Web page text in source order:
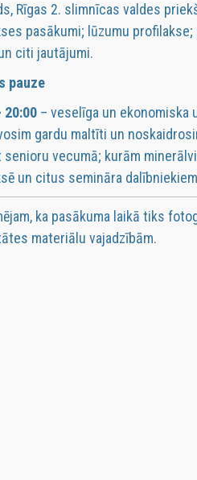
Rīgas 2. slimnīcas valdes
pasākumi; lūzumu
citi jautājumi.
pauze
20:00– veselīga un ekonomiska
gardu maltīti un
senioru vecumā; kurām
un citus semināra
ka pasākuma laikā tiks
materiālu vajadzībām.